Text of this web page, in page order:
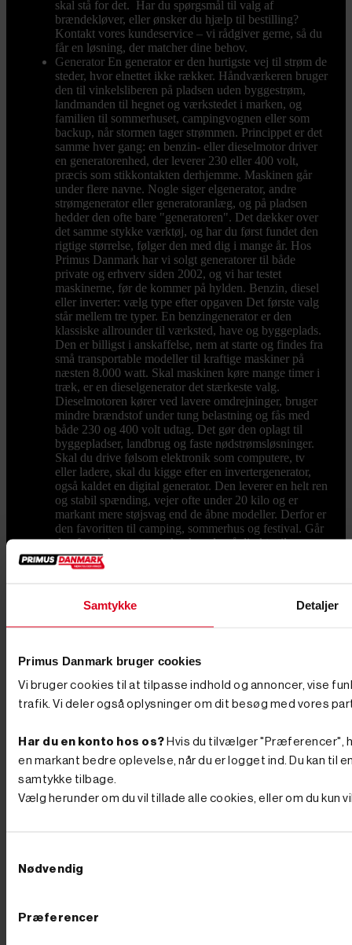
Samtykke Detaljer
Primus Danmark bruger cookies
Vi bruger cookies til at tilpasse indhold og annoncer, vise
trafik. Vi deler også oplysninger om dit besøg med vores
Har du en konto hos os? Hvis du tilvælger "Præferencer",
en markant bedre oplevelse, når du er logget ind. Du kan
samtykke tilbage.
Vælg herunder om du vil tillade alle cookies, eller om du kun
Nødvendig
Præferencer
skal stå for det. Har du spørgsmål til valg af
brændekløver, eller ønsker du hjælp til bestilling?
Kontakt vores kundeservice – vi rådgiver gerne, så du
får en løsning, der matcher dine behov.
Generator En generator er den hurtigste vej til strøm de
steder, hvor elnettet ikke rækker. Håndværkeren bruger
den til vinkelsliberen på pladsen uden byggestrøm,
landmanden til hegnet og værkstedet i marken, og
familien til sommerhuset, campingvognen eller som
backup, når stormen tager strømmen. Princippet er det
samme hver gang: en benzin- eller dieselmotor driver
en generatorenhed, der leverer 230 eller 400 volt,
præcis som stikkontakten derhjemme. Maskinen går
under flere navne. Nogle siger elgenerator, andre
strømgenerator eller generatoranlæg, og på pladsen
hedder den ofte bare "generatoren". Det dækker over
det samme stykke værktøj, og har du først fundet den
rigtige størrelse, følger den med dig i mange år. Hos
Primus Danmark har vi solgt generatorer til både
private og erhverv siden 2002, og vi har testet
maskinerne, før de kommer på hylden. Benzin, diesel
eller inverter: vælg type efter opgaven Det første valg
står mellem tre typer. En benzingenerator er den
klassiske allrounder til værksted, have og byggeplads.
Den er billigst i anskaffelse, nem at starte og findes fra
små transportable modeller til kraftige maskiner på
næsten 8.000 watt. Skal maskinen køre mange timer i
træk, er en dieselgenerator det stærkeste valg.
Dieselmotoren kører ved lavere omdrejninger, bruger
mindre brændstof under tung belastning og fås med
både 230 og 400 volt udtag. Det gør den oplagt til
byggepladser, landbrug og faste nødstrømsløsninger.
Skal du drive følsom elektronik som computere, tv
eller ladere, skal du kigge efter en invertergenerator,
også kaldet en digital generator. Den leverer en helt ren
og stabil spænding, vejer ofte under 20 kilo og er
markant mere støjsvag end de åbne modeller. Derfor er
den favoritten til camping, sommerhus og festival. Går
du efter et bestemt mærke, kan du gå direkte til vores
Honda-generatorer med de velkendte EU-modeller
eller vores Hyundai-generatorer, der spænder fra
du den rigtige størrelse Størrelsen måles i watt, og
regnestykket er vigtigere end de fleste tror. Kig på
typepladen på de apparater, du vil tilslutte, og læg
samtidig. En hækkeklipper nøjes med omkring 500
watt, mens en kaffemaskine kan trække op mod 1.500
watt. Husk startstrømmen. Mange maskiner kræver
langt mere strøm i det øjeblik, de tænder, end når de
kører. En kompressor eller en stor vinkelsliber kan
så et apparat på 2.000 watt kan kræve 6.000 watt i
startøjeblikket. Vælg derfor en model, hvor den
maksimale effekt ligger et godt stykke over dit samlede
behov. Er du i tvivl, så ring til os. Du får rådgivning af
folk, der selv har haft maskinerne i hånden. Tænk også
en lille transportabel inverter bæres med én hånd, mens
før køb. Lukkede og lydsvage modeller dæmper